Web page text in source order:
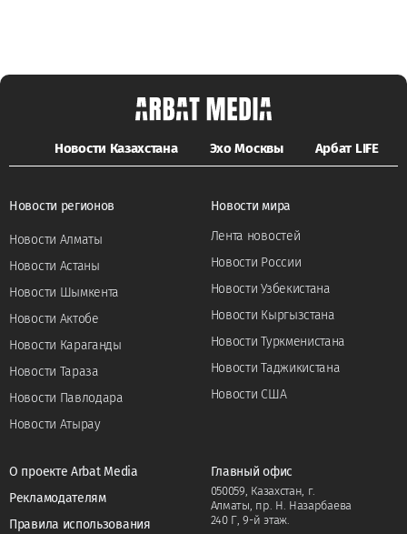
Новости Казахстана Эхо Москвы Арбат LIFE
Новости регионов
Новости Алматы
Новости Астаны
Новости Шымкента
Новости Актобе
Новости Караганды
Новости Тараза
Новости Павлодара
Новости Атырау
Новости мира
Лента новостей
Новости России
Новости Узбекистана
Новости Кыргызстана
Новости Туркменистана
Новости Таджикистана
Новости США
О проекте Arbat Media
Рекламодателям
Правила использования
Главный офис
050059, Казахстан, г.
Алматы, пр. Н. Назарбаева
240 Г, 9-й этаж.